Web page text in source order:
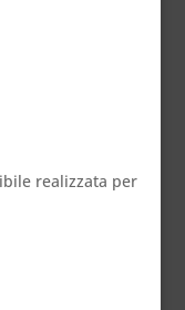
realizzata per